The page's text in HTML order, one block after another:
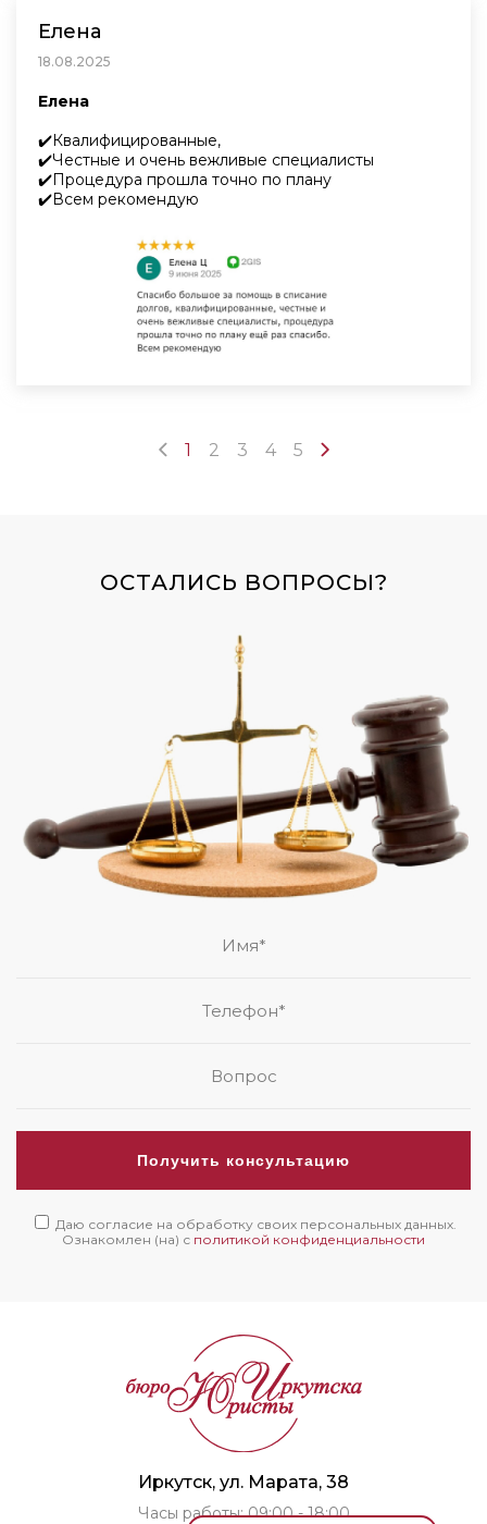
Елена
18.08.2025
Елена
✔️Квалифицированные,
✔️Честные и очень вежливые специалисты
✔️Процедура прошла точно по плану
✔️Всем рекомендую
1 2 3 4 5
ОСТАЛИСЬ ВОПРОСЫ?
Получить консультацию
Даю согласие на обработку своих персональных данных.
Ознакомлен (на) с политикой конфиденциальности
Иркутск, ул. Марата, 38
Часы работы: 09:00 - 18:00